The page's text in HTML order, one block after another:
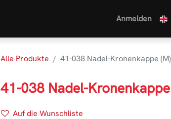
Anmelden
Alle Produkte 41-038 Nadel-Kronenkappe
41-038 Nadel-
Auf die Wunschliste